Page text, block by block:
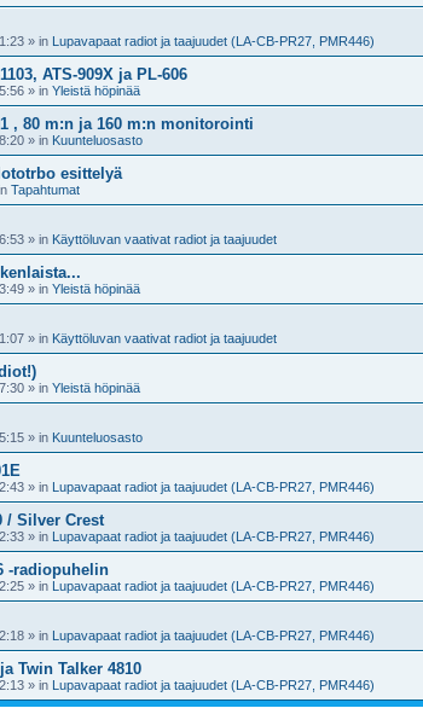
» in Lupavapaat radiot ja taajuudet (LA-CB-PR27, PMR446)
ATS-909X ja PL-606
» in Yleistä höpinää
, 80 m:n ja 160 m:n monitorointi
» in Kuunteluosasto
esittelyä
Tapahtumat
» in Käyttöluvan vaativat radiot ja taajuudet
» in Yleistä höpinää
» in Käyttöluvan vaativat radiot ja taajuudet
» in Yleistä höpinää
» in Kuunteluosasto
» in Lupavapaat radiot ja taajuudet (LA-CB-PR27, PMR446)
/ Silver Crest
» in Lupavapaat radiot ja taajuudet (LA-CB-PR27, PMR446)
-radiopuhelin
» in Lupavapaat radiot ja taajuudet (LA-CB-PR27, PMR446)
» in Lupavapaat radiot ja taajuudet (LA-CB-PR27, PMR446)
Twin Talker 4810
» in Lupavapaat radiot ja taajuudet (LA-CB-PR27, PMR446)